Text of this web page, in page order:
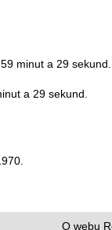
minut a 29 sekund.
a 29 sekund.
O webu